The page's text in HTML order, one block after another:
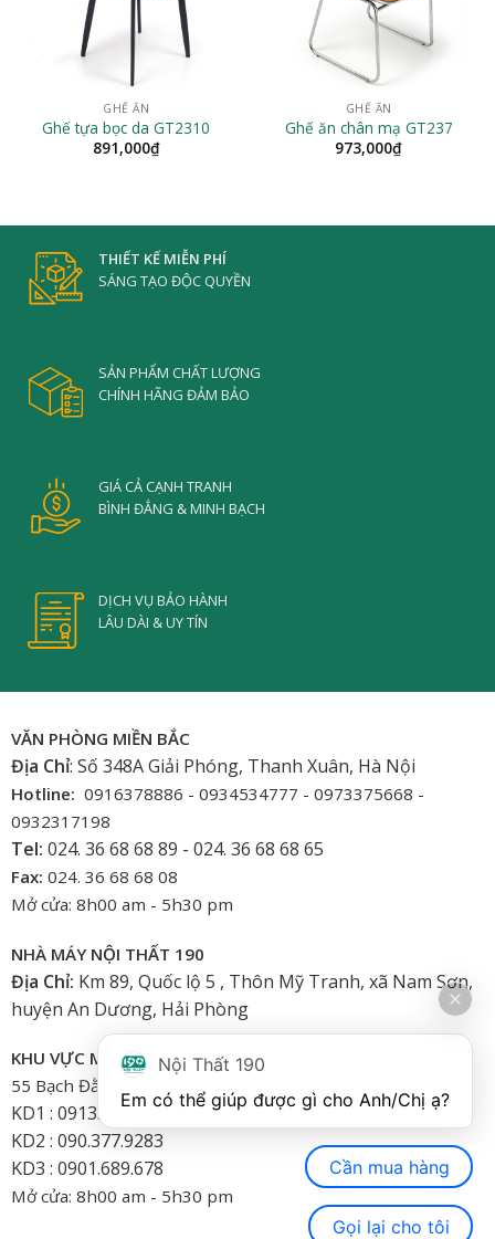
GHẾ ĂN
Ghế tựa bọc da GT2310
891,000₫
GHẾ ĂN
Ghế ăn chân mạ GT237
973,000₫
THIẾT KẾ MIỄN PHÍ
SÁNG TẠO ĐỘC QUYỀN
SẢN PHẨM CHẤT LƯỢNG
CHÍNH HÃNG ĐẢM BẢO
GIÁ CẢ CẠNH TRANH
BÌNH ĐẲNG & MINH BẠCH
DỊCH VỤ BẢO HÀNH
LÂU DÀI & UY TÍN
VĂN PHÒNG MIỀN BẮC
Địa Chỉ: Số 348A Giải Phóng, Thanh Xuân, Hà Nội
Hotline: 0916378886 - 0934534777 - 0973375668 -
0932317198
Tel: 024. 36 68 68 89 - 024. 36 68 68 65
Fax: 024. 36 68 68 08
Mở cửa: 8h00 am - 5h30 pm
NHÀ MÁY NỘI THẤT 190
Địa Chỉ: Km 89, Quốc lộ 5 , Thôn Mỹ Tranh, xã Nam Sơn,
huyện An Dương, Hải Phòng
KHU VỰC MIỀN NAM
55 Bạch Đằng, Phường 15, Bình Thạnh-HCM
KD1 : 0913.922.926
KD2 : 090.377.9283
KD3 : 0901.689.678
Mở cửa: 8h00 am - 5h30 pm
Nội Thất 190
Cần mua hàng
Gọi lại cho tôi